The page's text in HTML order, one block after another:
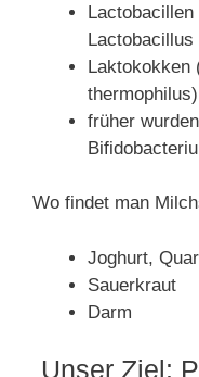
Laktokokken
thermophilus)
früher
Wo findet man
Joghurt,
Sauerkraut
Darm
Unser Ziel: